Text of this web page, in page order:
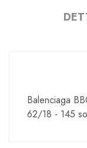
Balenciaga
62/18 - 145